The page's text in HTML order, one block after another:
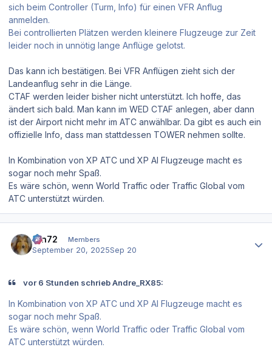
sich beim Controller (Turm, Info) für einen VFR Anflug
anmelden.
Bei controllierten Plätzen werden kleinere Flugzeuge zur Zeit
leider noch in unnötig lange Anflüge gelotst.
Das kann ich bestätigen. Bei VFR Anflügen zieht sich der
Landeanflug sehr in die Länge.
CTAF werden leider bisher nicht unterstützt. Ich hoffe, das
ändert sich bald. Man kann im WED CTAF anlegen, aber dann
ist der Airport nicht mehr im ATC anwählbar. Da gibt es auch ein
offizielle Info, dass man stattdessen TOWER nehmen sollte.
In Kombination von XP ATC und XP AI Flugzeuge macht es
sogar noch mehr Spaß.
Es wäre schön, wenn World Traffic oder Traffic Global vom
ATC unterstützt würden.
ron72 Members
September 20, 2025Sep 20
vor 6 Stunden schrieb Andre_RX85:
In Kombination von XP ATC und XP AI Flugzeuge macht es
sogar noch mehr Spaß.
Es wäre schön, wenn World Traffic oder Traffic Global vom
ATC unterstützt würden.